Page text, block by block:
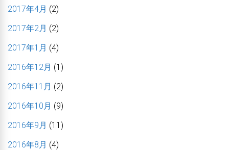
2017年4月 (2)
2017年2月 (2)
2017年1月 (4)
2016年12月 (1)
2016年11月 (2)
2016年10月 (9)
2016年9月 (11)
2016年8月 (4)